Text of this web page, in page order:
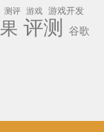
测评 游戏 游戏开发
评测 谷歌